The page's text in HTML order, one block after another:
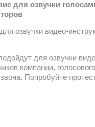
для озвучки
озвучки видео-
для озвучки
компании,
Попробуйте